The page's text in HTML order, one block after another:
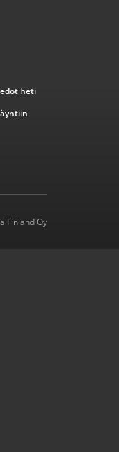
heti
Finland Oy